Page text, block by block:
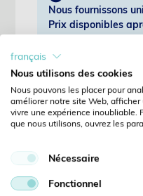
Nous fournissons
Prix disponibles
Pas encore client?
Mot de passe oublié?
français
Nous utilisons des cookies
Nous pouvons les placer pour
améliorer notre site Web,
vivre une expérience inoubliable.
que nous utilisons, ouvrez les
Nécessaire
Fonctionnel